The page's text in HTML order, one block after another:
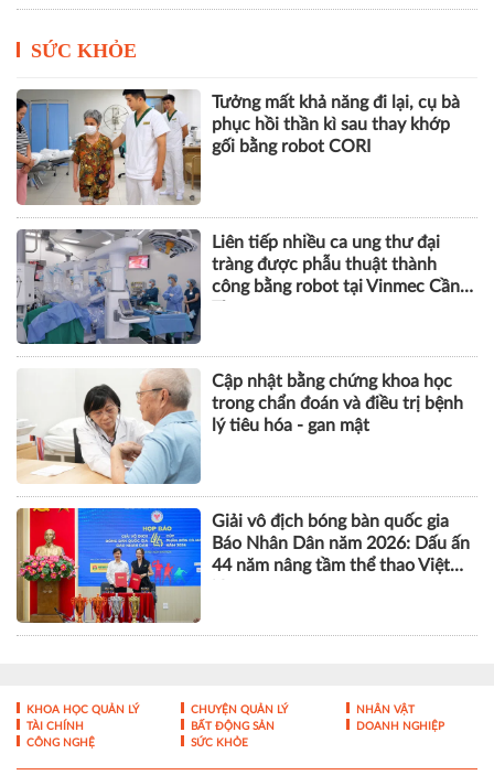
SỨC KHỎE
Tưởng mất khả năng đi lại, cụ bà
phục hồi thần kì sau thay khớp
gối bằng robot CORI
Liên tiếp nhiều ca ung thư đại
tràng được phẫu thuật thành
công bằng robot tại Vinmec Cần
Cập nhật bằng chứng khoa học
trong chẩn đoán và điều trị bệnh
lý tiêu hóa - gan mật
Giải vô địch bóng bàn quốc gia
Báo Nhân Dân năm 2026: Dấu ấn
44 năm nâng tầm thể thao Việt
KHOA HỌC QUẢN LÝ CHUYỆN QUẢN LÝ
NHÂN VẬT
TÀI CHÍNH
BẤT ĐỘNG SẢN
DOANH NGHIỆP
CÔNG NGHỆ
SỨC KHỎE